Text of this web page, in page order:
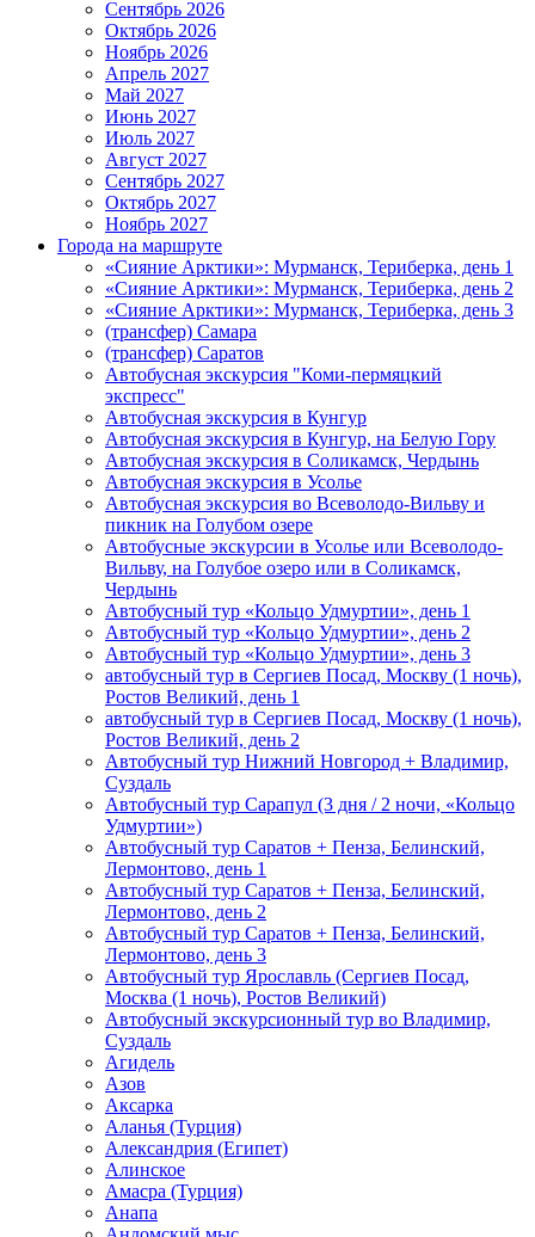
Сентябрь 2026
Октябрь 2026
Ноябрь 2026
Апрель 2027
Май 2027
Июнь 2027
Июль 2027
Август 2027
Сентябрь 2027
Октябрь 2027
Ноябрь 2027
Города на маршруте
«Сияние Арктики»: Мурманск, Териберка, день 1
«Сияние Арктики»: Мурманск, Териберка, день 2
«Сияние Арктики»: Мурманск, Териберка, день 3
(трансфер) Самара
(трансфер) Саратов
Автобусная экскурсия "Коми-пермяцкий
экспресс"
Автобусная экскурсия в Кунгур
Автобусная экскурсия в Кунгур, на Белую Гору
Автобусная экскурсия в Соликамск, Чердынь
Автобусная экскурсия в Усолье
Автобусная экскурсия во Всеволодо-Вильву и
пикник на Голубом озере
Автобусные экскурсии в Усолье или Всеволодо-
Вильву, на Голубое озеро или в Соликамск,
Чердынь
Автобусный тур «Кольцо Удмуртии», день 1
Автобусный тур «Кольцо Удмуртии», день 2
Автобусный тур «Кольцо Удмуртии», день 3
автобусный тур в Сергиев Посад, Москву (1 ночь),
Ростов Великий, день 1
автобусный тур в Сергиев Посад, Москву (1 ночь),
Ростов Великий, день 2
Автобусный тур Нижний Новгород + Владимир,
Суздаль
Автобусный тур Сарапул (3 дня / 2 ночи, «Кольцо
Удмуртии»)
Автобусный тур Саратов + Пенза, Белинский,
Лермонтово, день 1
Автобусный тур Саратов + Пенза, Белинский,
Лермонтово, день 2
Автобусный тур Саратов + Пенза, Белинский,
Лермонтово, день 3
Автобусный тур Ярославль (Сергиев Посад,
Москва (1 ночь), Ростов Великий)
Автобусный экскурсионный тур во Владимир,
Суздаль
Агидель
Азов
Аксарка
Аланья (Турция)
Александрия (Египет)
Алинское
Амасра (Турция)
Анапа